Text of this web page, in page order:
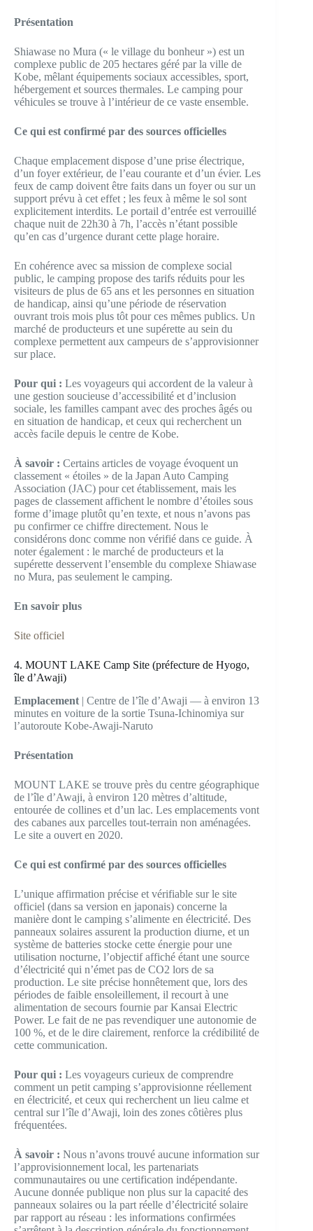
Présentation
Shiawase no Mura (« le village du bonheur ») est un
complexe public de 205 hectares géré par la ville de
Kobe, mêlant équipements sociaux accessibles, sport,
hébergement et sources thermales. Le camping pour
véhicules se trouve à l’intérieur de ce vaste ensemble.
Ce qui est confirmé par des sources officielles
Chaque emplacement dispose d’une prise électrique,
d’un foyer extérieur, de l’eau courante et d’un évier. Les
feux de camp doivent être faits dans un foyer ou sur un
support prévu à cet effet ; les feux à même le sol sont
explicitement interdits. Le portail d’entrée est verrouillé
chaque nuit de 22h30 à 7h, l’accès n’étant possible
qu’en cas d’urgence durant cette plage horaire.
En cohérence avec sa mission de complexe social
public, le camping propose des tarifs réduits pour les
visiteurs de plus de 65 ans et les personnes en situation
de handicap, ainsi qu’une période de réservation
ouvrant trois mois plus tôt pour ces mêmes publics. Un
marché de producteurs et une supérette au sein du
complexe permettent aux campeurs de s’approvisionner
sur place.
Pour qui : Les voyageurs qui accordent de la valeur à
une gestion soucieuse d’accessibilité et d’inclusion
sociale, les familles campant avec des proches âgés ou
en situation de handicap, et ceux qui recherchent un
accès facile depuis le centre de Kobe.
À savoir : Certains articles de voyage évoquent un
classement « étoiles » de la Japan Auto Camping
Association (JAC) pour cet établissement, mais les
pages de classement affichent le nombre d’étoiles sous
forme d’image plutôt qu’en texte, et nous n’avons pas
pu confirmer ce chiffre directement. Nous le
considérons donc comme non vérifié dans ce guide. À
noter également : le marché de producteurs et la
supérette desservent l’ensemble du complexe Shiawase
no Mura, pas seulement le camping.
En savoir plus
Site officiel
4. MOUNT LAKE Camp Site (préfecture de Hyogo,
île d’Awaji)
Emplacement | Centre de l’île d’Awaji — à environ 13
minutes en voiture de la sortie Tsuna-Ichinomiya sur
l’autoroute Kobe-Awaji-Naruto
Présentation
MOUNT LAKE se trouve près du centre géographique
de l’île d’Awaji, à environ 120 mètres d’altitude,
entourée de collines et d’un lac. Les emplacements vont
des cabanes aux parcelles tout-terrain non aménagées.
Le site a ouvert en 2020.
Ce qui est confirmé par des sources officielles
L’unique affirmation précise et vérifiable sur le site
officiel (dans sa version en japonais) concerne la
manière dont le camping s’alimente en électricité. Des
panneaux solaires assurent la production diurne, et un
système de batteries stocke cette énergie pour une
utilisation nocturne, l’objectif affiché étant une source
d’électricité qui n’émet pas de CO2 lors de sa
production. Le site précise honnêtement que, lors des
périodes de faible ensoleillement, il recourt à une
alimentation de secours fournie par Kansai Electric
Power. Le fait de ne pas revendiquer une autonomie de
100 %, et de le dire clairement, renforce la crédibilité de
cette communication.
Pour qui : Les voyageurs curieux de comprendre
comment un petit camping s’approvisionne réellement
en électricité, et ceux qui recherchent un lieu calme et
central sur l’île d’Awaji, loin des zones côtières plus
fréquentées.
À savoir : Nous n’avons trouvé aucune information sur
l’approvisionnement local, les partenariats
communautaires ou une certification indépendante.
Aucune donnée publique non plus sur la capacité des
panneaux solaires ou la part réelle d’électricité solaire
par rapport au réseau : les informations confirmées